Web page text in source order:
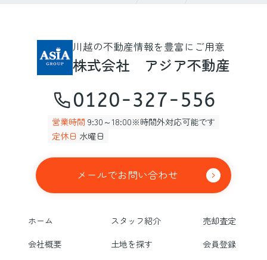
川越の不動産情報を豊富にご用意
株式会社 アジア不動産
0120-327-556
営業時間 9:30～18:00※時間外対応可能です
定休日 水曜日
メールでお問い合わせ
ホーム スタッフ紹介
売却査定
会社概要
土地を探す
会員登録